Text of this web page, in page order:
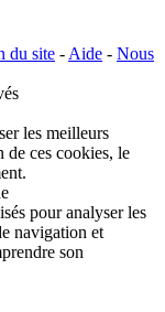
du site - Aide - Nous
les meilleurs
de ces cookies, le
pour analyser les
navigation et
son